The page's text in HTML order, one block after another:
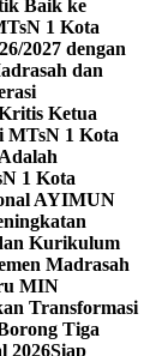
Baik ke
1 Kota
2027 dengan
dan
Ketua
MTsN 1 Kota
1 Kota
AYIMUN
Kurikulum
Madrasah
MIN
Transformasi
Tiga
2026Siap